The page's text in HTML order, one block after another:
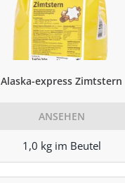
Alaska-express Zimtstern
ANSEHEN
1,0 kg im Beutel